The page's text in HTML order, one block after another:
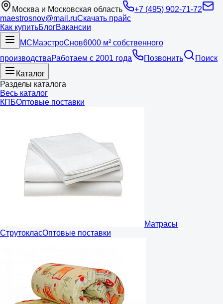
Москва и Московская область
+7 (495) 902-71-72
maestrosnov@mail.ruСкачать прайс
Как купитьБлогВакансии
МСМаэстроСнов6000 м² собственного
производстваРаботаем с 2001 года Позвонить
Поиск
Каталог
Разделы каталога
Весь каталог
КПБОптовые поставки
Матрасы
СтрутокласОптовые поставки